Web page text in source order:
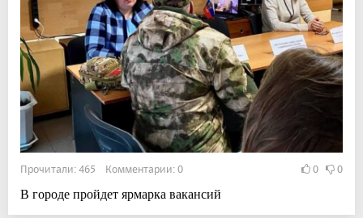
Прочитали: 465 Комментарии: 0 0 0
В городе пройдет ярмарка вакансий